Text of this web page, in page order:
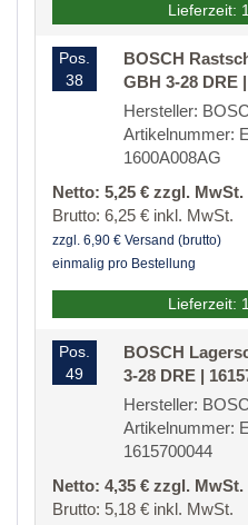
Lieferzeit:
Pos.
38
BOSCH
GBH 3-28 DRE
Hersteller:
Artikelnummer:
1600A008AG
Netto: 5,25 € zzgl. MwSt.
Brutto: 6,25 € inkl. MwSt.
zzgl. 6,90 € Versand (brutto)
einmalig pro Bestellung
Lieferzeit:
Pos.
49
BOSCH
3-28 DRE |
Hersteller:
Artikelnummer:
1615700044
Netto: 4,35 € zzgl. MwSt.
Brutto: 5,18 € inkl. MwSt.